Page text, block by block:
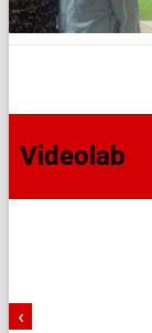
Videolab
‹